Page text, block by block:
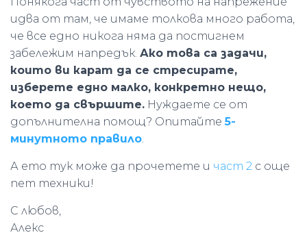
идва от там, че имаме толкова много работа,
че все едно никога няма да постигнем
забележим напредък. Ако това са задачи,
които ви карат да се стресирате,
изберете едно малко, конкретно нещо,
което да свършите. Нуждаете се от
допълнителна помощ? Опитайте5-
минутното правило.
А ето тук може да прочетете и част 2 с още
пет техники!
С любов,
Алекс